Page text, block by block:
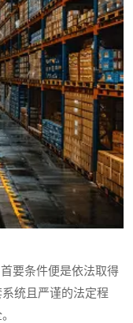
要条件便是依法取得
统且严谨的法定程